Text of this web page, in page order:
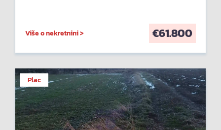
Više o nekretnini > €61.800
Plac